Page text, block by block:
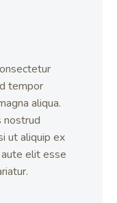
tempor
aliqua.
nostrud
ut aliquip ex
elit esse